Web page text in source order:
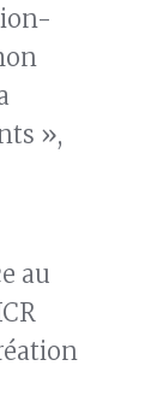
»,
au